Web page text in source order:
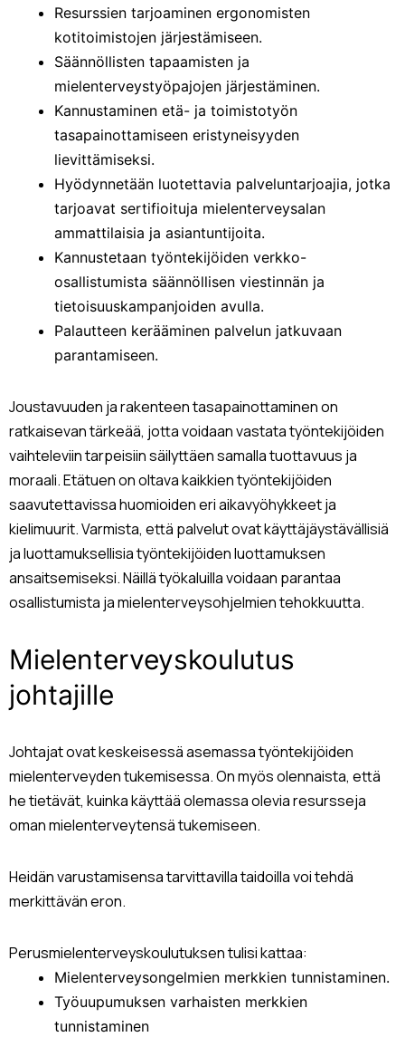
Resurssien tarjoaminen ergonomisten
kotitoimistojen järjestämiseen.
Säännöllisten tapaamisten ja
mielenterveystyöpajojen järjestäminen.
Kannustaminen etä- ja toimistotyön
tasapainottamiseen eristyneisyyden
lievittämiseksi.
Hyödynnetään luotettavia palveluntarjoajia, jotka
tarjoavat sertifioituja mielenterveysalan
ammattilaisia ja asiantuntijoita.
Kannustetaan työntekijöiden verkko-
osallistumista säännöllisen viestinnän ja
tietoisuuskampanjoiden avulla.
Palautteen kerääminen palvelun jatkuvaan
parantamiseen.
Joustavuuden ja rakenteen tasapainottaminen on
ratkaisevan tärkeää, jotta voidaan vastata työntekijöiden
vaihteleviin tarpeisiin säilyttäen samalla tuottavuus ja
moraali. Etätuen on oltava kaikkien työntekijöiden
saavutettavissa huomioiden eri aikavyöhykkeet ja
kielimuurit. Varmista, että palvelut ovat käyttäjäystävällisiä
ja luottamuksellisia työntekijöiden luottamuksen
ansaitsemiseksi. Näillä työkaluilla voidaan parantaa
osallistumista ja mielenterveysohjelmien tehokkuutta.
Mielenterveyskoulutus
johtajille
Johtajat ovat keskeisessä asemassa työntekijöiden
mielenterveyden tukemisessa. On myös olennaista, että
he tietävät, kuinka käyttää olemassa olevia resursseja
oman mielenterveytensä tukemiseen.
Heidän varustamisensa tarvittavilla taidoilla voi tehdä
merkittävän eron.
Perusmielenterveyskoulutuksen tulisi kattaa:
Mielenterveysongelmien merkkien tunnistaminen.
Työuupumuksen varhaisten merkkien
tunnistaminen